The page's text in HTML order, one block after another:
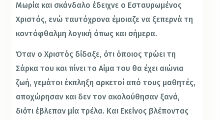
Μωρία και σκάνδαλο έδειχνε ο Εσταυρωμένος
Χριστός, ενώ ταυτόχρονα έμοιαζε να ξεπερνά τη
κοντόφθαλμη λογική όπως και σήμερα.
Όταν ο Χριστός δίδαξε, ότι όποιος τρώει τη
Σάρκα του και πίνει το Αίμα του θα έχει αιώνια
ζωή, γεμάτοι έκπληξη αρκετοί από τους μαθητές,
αποχώρησαν και δεν τον ακολούθησαν ξανά,
διότι έβλεπαν μία τρέλα. Και Εκείνος βλέποντας